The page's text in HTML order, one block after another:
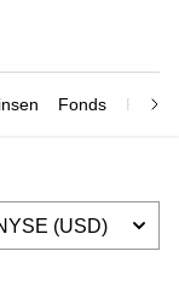
Fonds